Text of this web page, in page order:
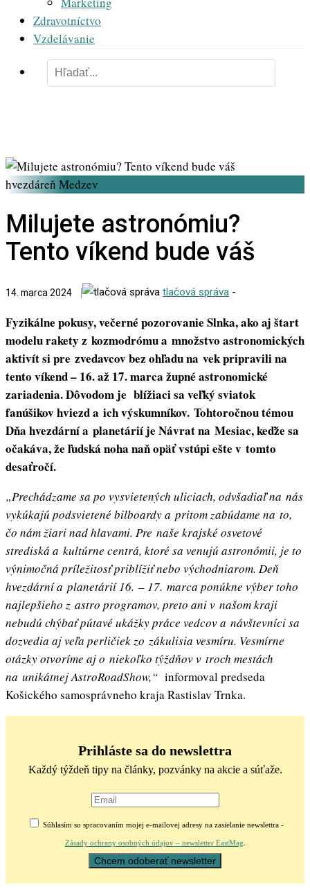
Zdravotníctvo
Vzdelávanie
hvezdáreň Medzev
Milujete astronómiu?
Tento víkend bude váš
14. marca 2024 tlačová správa -
Fyzikálne pokusy, večerné pozorovanie Slnka, ako aj štart
modelu rakety z kozmodrómu a množstvo astronomických
aktivít si pre zvedavcov bez ohľadu na vek pripravili na
tento víkend – 16. až 17. marca župné astronomické
zariadenia. Dôvodom je blížiaci sa veľký sviatok
fanúšikov hviezd a ich výskumníkov. Tohtoročnou témou
Dňa hvezdární a planetárií je Návrat na Mesiac, keďže sa
očakáva, že ľudská noha naň opäť vstúpi ešte v tomto
desaťročí.
„Prechádzame sa po vysvietených uliciach, odvšadiaľ na nás
vykúkajú podsvietené bilboardy a pritom zabúdame na to,
čo nám žiari nad hlavami. Pre naše krajské osvetové
strediská a kultúrne centrá, ktoré sa venujú astronómii, je to
výnimočná príležitosť priblížiť nebo východniarom. Deň
hvezdární a planetárií 16. – 17. marca ponúkne výber toho
najlepšieho z astro programov, preto ani v našom kraji
nebudú chýbať pútavé ukážky práce vedcov a návštevníci sa
dozvedia aj veľa perličiek zo zákulisia vesmíru. Vesmírne
otázky otvoríme aj o niekoľko týždňov v troch mestách
na unikátnej AstroRoadShow,“ informoval predseda
Košického samosprávneho kraja Rastislav Trnka.
Prihláste sa do newslettra
Každý týždeň tipy na články, pozvánky na akcie a súťaže.
Súhlasím so spracovaním mojej e-mailovej adresy na zasielanie newslettra -
Zásady ochrany osobných údajov – newsletter EastMag